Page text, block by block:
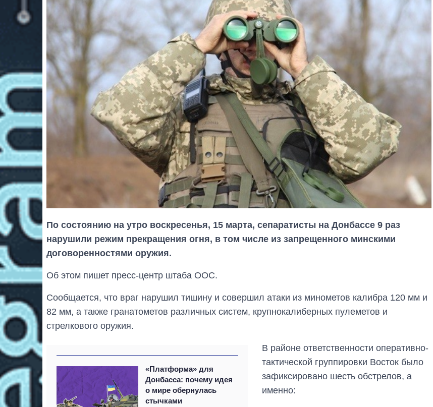
По состоянию на утро воскресенья, 15 марта, сепаратисты на Донбассе 9 раз
нарушили режим прекращения огня, в том числе из запрещенного минскими
договоренностями оружия.
Об этом пишет пресс-центр штаба ООС.
Сообщается, что враг нарушил тишину и совершил атаки из минометов калибра 120 мм и
82 мм, а также гранатометов различных систем, крупнокалиберных пулеметов и
стрелкового оружия.
«Платформа» для
Донбасса: почему идея
о мире обернулась
стычками
В районе ответственности оперативно-
тактической группировки Восток было
зафиксировано шесть обстрелов, а
именно: